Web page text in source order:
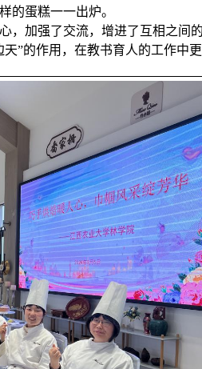
蛋糕一一出炉。
，加强了交流，增进了互相之间
天”的作用，在教书育人的工作中